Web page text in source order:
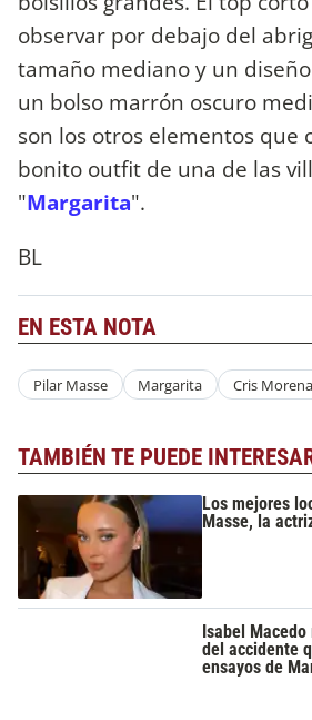
observar por debajo del
tamaño mediano y un
un bolso marrón oscuro
son los otros elementos que
bonito outfit de una de las
"Margarita".
BL
EN ESTA NOTA
Pilar Masse Margarita Cris Morena
TAMBIÉN TE PUEDE
Los mejores
Masse, la
Isabel
del accidente
ensayos de